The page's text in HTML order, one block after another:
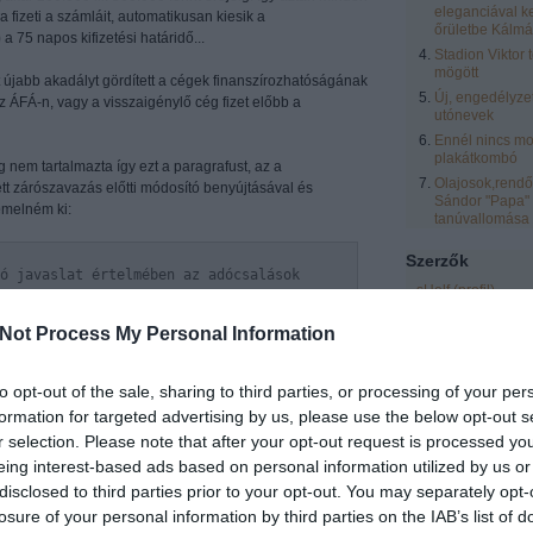
Process My Personal Information
opt-out of the sale, sharing to third parties, or processing of your
for targeted advertising by us, please use the below opt-out
selection. Please note that after your opt-out request is processed
interest-based ads based on personal information utilized by us
to third parties prior to your opt-out. You may separately
of your personal information by third parties on the IAB’s list of
fizeti a számláit, automatikusan kiesik a
75 napos kifizetési határidő...
akadályt gördített a cégek finanszírozhatóságának
ÁFÁ-n, vagy a visszaigénylő cég fizet előbb a
tartalmazta így ezt a paragrafust, az a
zárószavazás előtti módosító benyújtásával és
ki:
javaslat értelmében az adócsalások
. február 1-jétől 75 napra nő a
adó kiutalására nyitva álló határidő
számlájukat, mely után az adott
kifizették, kedvez őbb kiutalási
30, illetve 45 napot) állapít meg a
határidő 75 napra növelése szolgálja. Ez
a „nemmegszorító” adóemelések kapcsán:
eleganciával
őrületbe
Stadion Viktor
mögött
Új,
utónevek
Ennél nincs
plakátkombó
Sándor "Papa"
tanúvallomása
Szerzők
sHelf (profil)
Vendégblgr ( profil
Rozsnyai Zsolt (
LCsilla16 (profil)
Belépés